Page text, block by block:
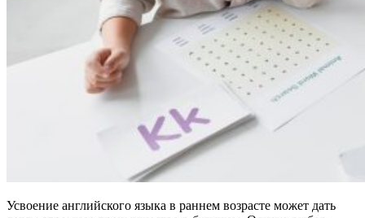
Усвоение английского языка в раннем возрасте может дать